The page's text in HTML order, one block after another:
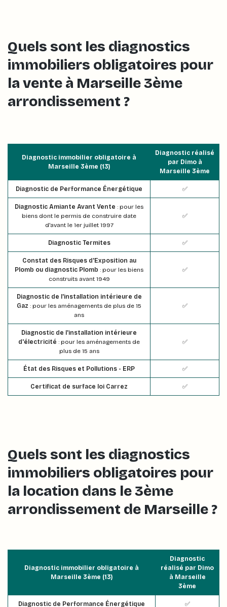
Quels sont les diagnostics
immobiliers obligatoires pour
la vente à Marseille 3ème
arrondissement ?
Diagnostic immobilier obligatoire à
Marseille 3ème (13)
Diagnostic réalisé
par Dimo à
Marseille 3ème
Diagnostic de Performance Énergétique ✅
Diagnostic Amiante Avant Vente : pour les
biens dont le permis de construire date
d'avant le 1er juillet 1997
✅
Diagnostic Termites ✅
Constat des Risques d'Exposition au
Plomb ou diagnostic Plomb : pour les biens
construits avant 1949
✅
Diagnostic de l'installation intérieure de
Gaz : pour les aménagements de plus de 15
ans
✅
Diagnostic de l'installation intérieure
d'électricité : pour les aménagements de
plus de 15 ans
✅
État des Risques et Pollutions - ERP ✅
Certificat de surface loi Carrez ✅
Quels sont les diagnostics
immobiliers obligatoires pour
la location dans le 3ème
arrondissement de Marseille ?
Diagnostic immobilier obligatoire à
Marseille 3ème (13)
Diagnostic
réalisé par Dimo
à Marseille
3ème
Diagnostic de Performance Énergétique ✅